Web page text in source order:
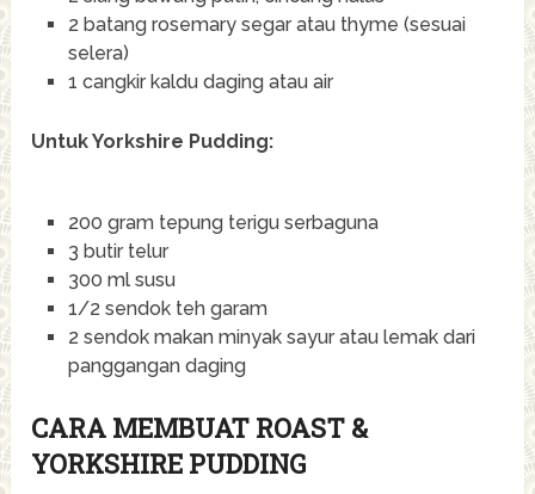
2 batang rosemary segar atau thyme (sesuai
selera)
1 cangkir kaldu daging atau air
Untuk Yorkshire Pudding:
200 gram tepung terigu serbaguna
3 butir telur
300 ml susu
1/2 sendok teh garam
2 sendok makan minyak sayur atau lemak dari
panggangan daging
CARA MEMBUAT ROAST &
YORKSHIRE PUDDING